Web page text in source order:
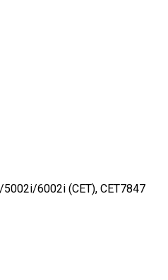
6002i (CET), CET7847